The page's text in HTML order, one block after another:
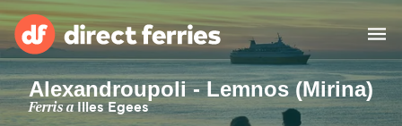
Països
Alexandroupoli - Lemnos (Mirina)
Ferris aIlles Egees